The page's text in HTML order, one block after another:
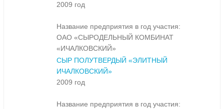
2009 год
Название предприятия в год участия:
ОАО «СЫРОДЕЛЬНЫЙ КОМБИНАТ
«ИЧАЛКОВСКИЙ»
СЫР ПОЛУТВЕРДЫЙ «ЭЛИТНЫЙ
ИЧАЛКОВСКИЙ»
2009 год
Название предприятия в год участия: